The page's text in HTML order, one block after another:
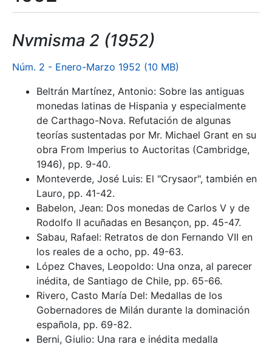
Nvmisma 2 (1952)
Núm. 2 - Enero-Marzo 1952 (10 MB)
Beltrán Martínez, Antonio: Sobre las antiguas
monedas latinas de Hispania y especialmente
de Carthago-Nova. Refutación de algunas
teorías sustentadas por Mr. Michael Grant en su
obra From Imperius to Auctoritas (Cambridge,
1946), pp. 9-40.
Monteverde, José Luis: El "Crysaor", también en
Lauro, pp. 41-42.
Babelon, Jean: Dos monedas de Carlos V y de
Rodolfo II acuñadas en Besançon, pp. 45-47.
Sabau, Rafael: Retratos de don Fernando VII en
los reales de a ocho, pp. 49-63.
López Chaves, Leopoldo: Una onza, al parecer
inédita, de Santiago de Chile, pp. 65-66.
Rivero, Casto María Del: Medallas de los
Gobernadores de Milán durante la dominación
española, pp. 69-82.
Berni, Giulio: Una rara e inédita medalla